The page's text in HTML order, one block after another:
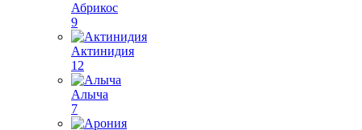
Абрикос
9
Актинидия
12
Алыча
7